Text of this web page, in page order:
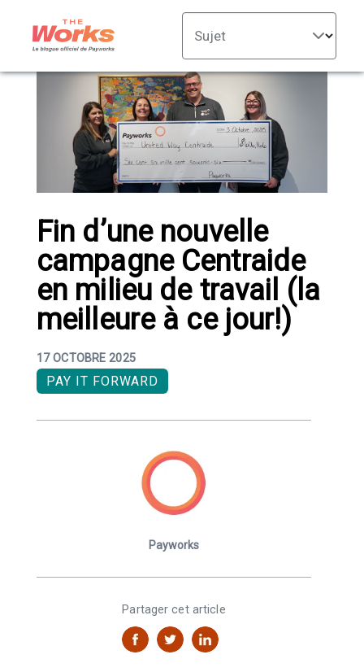
Sujet
Fin d’une nouvelle
campagne Centraide
en milieu de travail (la
meilleure à ce jour!)
17 OCTOBRE 2025
PAY IT FORWARD
Payworks
Partager cet article